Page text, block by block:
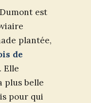
est
plantée,
de
. Elle
plus belle
pour qui